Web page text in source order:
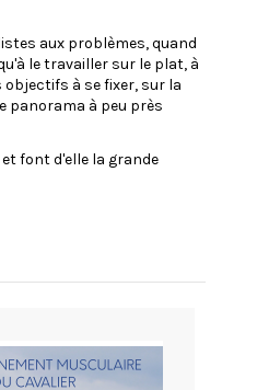
aux problèmes, quand
le travailler sur le plat, à
à se fixer, sur la
panorama à peu près
font d'elle la grande